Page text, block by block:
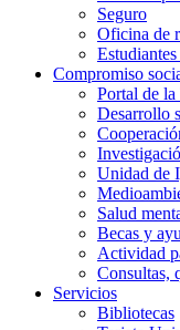
Seguro
Oficina de
Compromiso
Portal de la
Desarrollo
Unidad de
Salud
Becas y
Actividad
Consultas,
Servicios
Bibliotecas